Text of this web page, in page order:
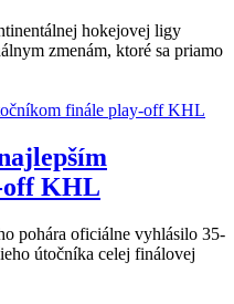
hokejovej ligy
zmenám, ktoré sa priamo
off KHL
pohára oficiálne vyhlásilo 35-
útočníka celej finálovej